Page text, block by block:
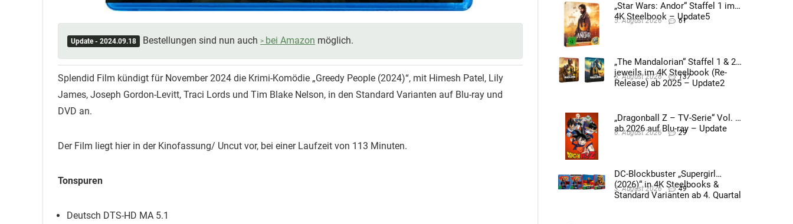
Update - 2024.09.18 Bestellungen sind nun auch bei Amazon möglich.
Splendid Film kündigt für November 2024 die Krimi-Komödie „Greedy People (2024)“, mit Himesh Patel, Lily
James, Joseph Gordon-Levitt, Traci Lords und Tim Blake Nelson, in den Standard Varianten auf Blu-ray und
DVD an.
Der Film liegt hier in der Kinofassung/ Uncut vor, bei einer Laufzeit von 113 Minuten.
Tonspuren
Deutsch DTS-HD MA 5.1
„Star Wars: Andor“ Staffel 1 im
4K Steelbook – Update5
5. August 2026 61
„The Mandalorian“ Staffel 1 & 2
jeweils im 4K Steelbook (Re-
Release) ab 2025 – Update2
5. August 2026 137
„Dragonball Z – TV-Serie“ Vol. 4
ab 2026 auf Blu-ray – Update
6. August 2026 29
DC-Blockbuster „Supergirl
(2026)“ in 4K Steelbooks &
Standard Varianten ab 4. Quartal
3. August 2026 49